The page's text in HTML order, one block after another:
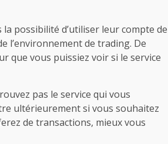
possibilité d’utiliser leur compte de
l’environnement de trading. De
vous puissiez voir si le service
pas le service qui vous
ultérieurement si vous souhaitez
de transactions, mieux vous